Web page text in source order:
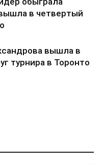
в четвертый
вышла в
турнира в Торонто